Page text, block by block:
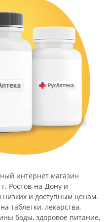
интернет магазин
Ростов-на-Дону и
низких и доступным ценам.
таблетки, лекарства,
бады, здоровое питание,